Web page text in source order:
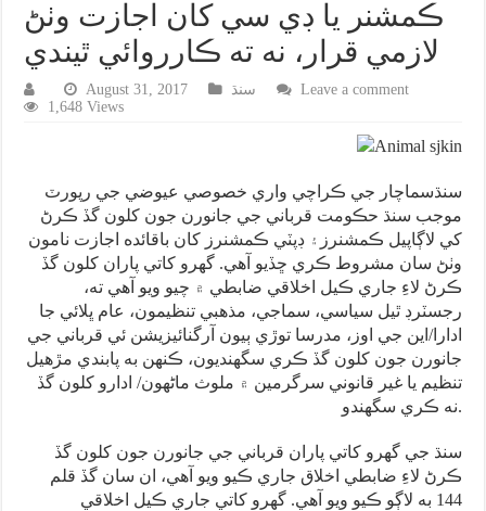
ڪمشنر يا ڊي سي کان اجازت وٺڻ
لازمي قرار، نه ته ڪارروائي ٿيندي
August 31, 2017 سنڌ
Leave a comment
1,648 Views
سنڌسماچار جي ڪراچي واري خصوصي عيوضي جي رپورٽ
موجب سنڌ حڪومت قرباني جي جانورن جون کلون گڏ ڪرڻ
کي لاڳاپيل ڪمشنرز۽ ڊپٽي ڪمشنرز کان باقائده اجازت نامون
وٺڻ سان مشروط ڪري ڇڏيو آهي. گهرو کاتي پاران کلون گڏ
ڪرڻ لاءِ جاري ڪيل اخلاقي ضابطي ۾ چيو ويو آهي ته،
رجسٽرڊ ٿيل سياسي، سماجي، مذهبي تنظيمون، عام ڀلائي جا
ادارا/اين جي اوز، مدرسا توڙي ٻيون آرگنائيزيشن ئي قرباني جي
جانورن جون کلون گڏ ڪري سگهنديون، ڪنهن به پابندي مڙهيل
تنظيم يا غير قانوني سرگرمين ۾ ملوث ماڻهون/ ادارو کلون گڏ
نه ڪري سگهندو.
سنڌ جي گهرو کاتي پاران قرباني جي جانورن جون کلون گڏ
ڪرڻ لاءِ ضابطي اخلاق جاري ڪيو ويو آهي، ان سان گڏ قلم
144 به لاڳو ڪيو ويو آهي. گهرو کاتي جاري ڪيل اخلاقي